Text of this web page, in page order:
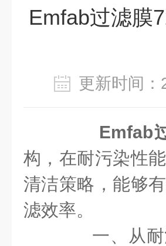
Emfab过滤膜
更新时间
Emfab
构，在耐污染性
清洁策略，能够
滤效率。
一、从耐